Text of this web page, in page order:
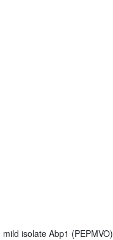
isolate Abp1 (PEPMVO)